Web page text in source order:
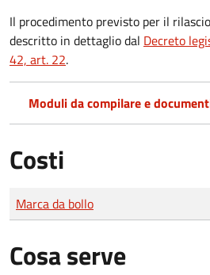
Il procedimento previsto per il
descritto in dettaglio dal Decreto
42, art. 22.
Moduli da compilare e
Costi
Tipo di pagamento
Importo
Marca da bollo
Cosa serve